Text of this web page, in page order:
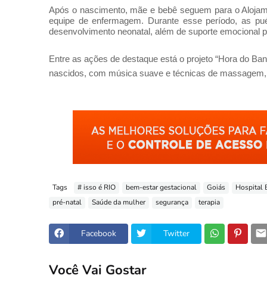
Após o nascimento, mãe e bebê seguem para o
equipe de enfermagem. Durante esse período, as
desenvolvimento neonatal, além de suporte emocional
Entre as ações de destaque está o projeto “Hora do
nascidos, com música suave e técnicas de
Tags # isso é RIO bem-estar gestacional Goiás
Hospital
pré-natal
Saúde da mulher segurança terapia
Facebook Twitter
Você Vai Gostar